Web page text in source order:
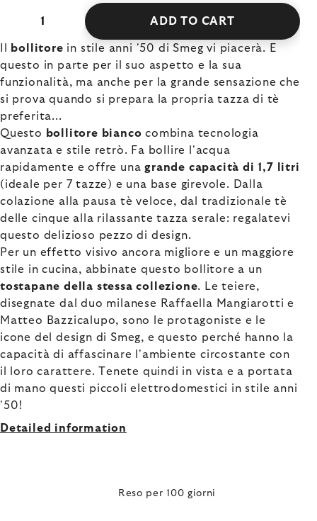
ADD TO CART
bollitore in stile anni '50 di Smeg vi piacerà. E
questo in parte per il suo aspetto e la sua
funzionalità, ma anche per la grande sensazione che
si prova quando si prepara la propria tazza di tè
preferita...
Questo
bollitore bianco combina tecnologia
avanzata e stile retrò. Fa bollire l'acqua
rapidamente e offre unagrande capacità di 1,7 litri
(ideale per 7 tazze) e una base girevole. Dalla
colazione alla pausa tè veloce, dal tradizionale tè
delle cinque alla rilassante tazza serale: regalatevi
questo delizioso pezzo di design.
Per un effetto visivo ancora migliore e un maggiore
stile in cucina, abbinate questo bollitore a un
tostapane della stessa collezione. Le teiere,
disegnate dal duo milanese Raffaella Mangiarotti e
Matteo Bazzicalupo, sono le protagoniste e le
icone del design di Smeg, e questo perché hanno la
capacità di affascinare l'ambiente circostante con
il loro carattere. Tenete quindi in vista e a portata
di mano questi piccoli elettrodomestici in stile anni
'50!
Detailed information
Reso per 100 giorni